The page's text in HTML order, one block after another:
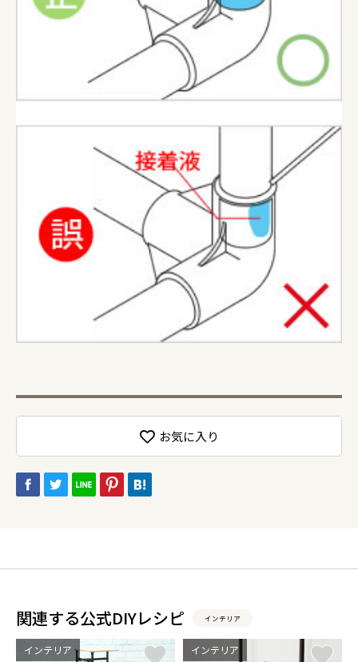
お気に入り
関連する公式DIYレシピ インテリア
インテリア インテリア